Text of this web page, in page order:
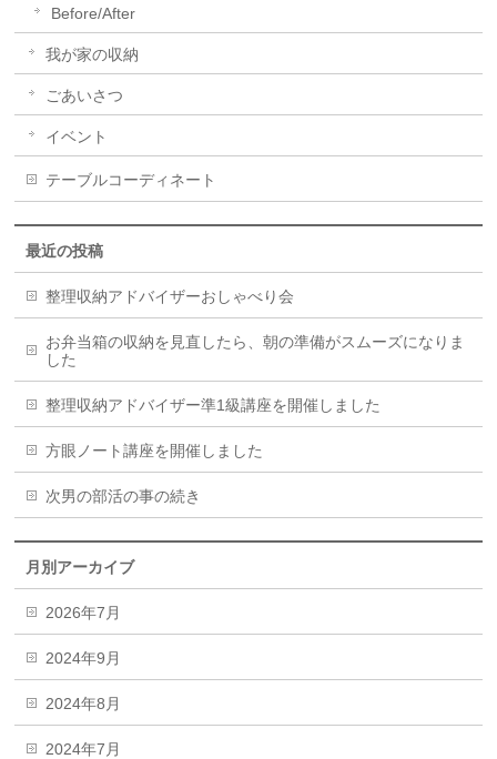
Before/After
我が家の収納
ごあいさつ
イベント
テーブルコーディネート
最近の投稿
整理収納アドバイザーおしゃべり会
お弁当箱の収納を見直したら、朝の準備がスムーズになりま
した
整理収納アドバイザー準1級講座を開催しました
方眼ノート講座を開催しました
次男の部活の事の続き
月別アーカイブ
2026年7月
2024年9月
2024年8月
2024年7月